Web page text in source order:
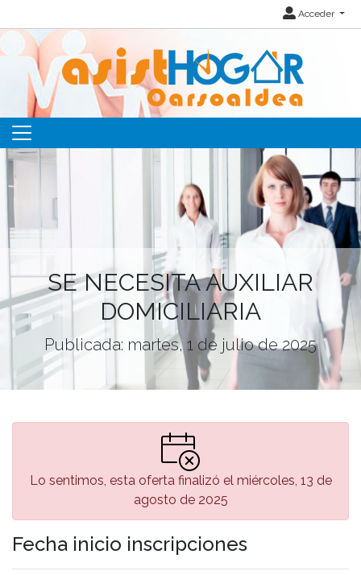
Acceder
SE NECESITA AUXILIAR
DOMICILIARIA
Publicada: martes, 1 de julio de 2025
Lo sentimos, esta oferta finalizó el miércoles, 13 de
agosto de 2025
Fecha inicio inscripciones